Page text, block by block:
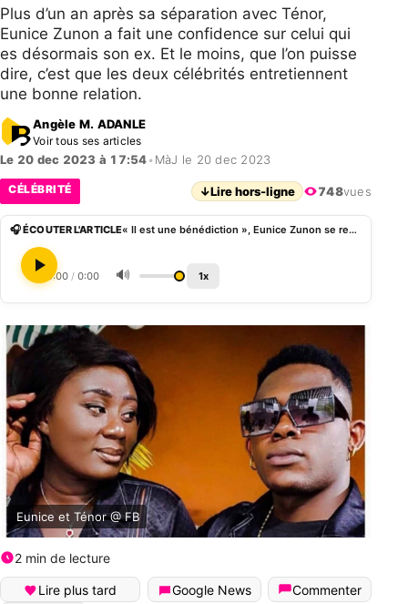
Plus d’un an après sa séparation avec Ténor,
Eunice Zunon a fait une confidence sur celui qui
es désormais son ex. Et le moins, que l’on puisse
dire, c’est que les deux célébrités entretiennent
une bonne relation.
Angèle M. ADANLE
Voir tous ses articles
Le 20 dec 2023 à 17:54• MàJ le 20 dec 2023
CÉLÉBRITÉ ↓Lire hors-ligne 748vues
🎧 ÉCOUTER L'ARTICLE « Il est une bénédiction », Eunice Zunon se remémore le soutien de son ex-fiancé, Ténor
0:00 / 0:00 🔊 1x
Eunice et Ténor @ FB
2 min de lecture
Lire plus tard Google News
Commenter